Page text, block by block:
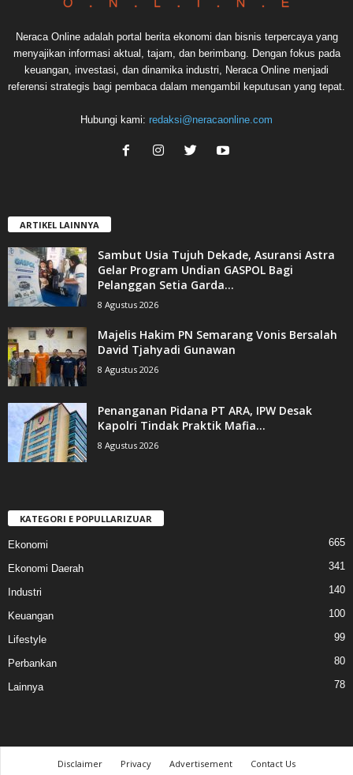
Neraca Online adalah portal berita ekonomi dan bisnis terpercaya yang
menyajikan informasi aktual, tajam, dan berimbang. Dengan fokus pada
keuangan, investasi, dan dinamika industri, Neraca Online menjadi
referensi strategis bagi pembaca dalam mengambil keputusan yang tepat.
Hubungi kami: redaksi@neracaonline.com
ARTIKEL LAINNYA
Sambut Usia Tujuh Dekade, Asuransi Astra
Gelar Program Undian GASPOL Bagi
Pelanggan Setia Garda...
8 Agustus 2026
Majelis Hakim PN Semarang Vonis Bersalah
David Tjahyadi Gunawan
8 Agustus 2026
Penanganan Pidana PT ARA, IPW Desak
Kapolri Tindak Praktik Mafia...
8 Agustus 2026
KATEGORI E POPULLARIZUAR
Ekonomi 665
Ekonomi Daerah 341
Industri 140
Keuangan 100
Lifestyle 99
Perbankan 80
Lainnya 78
Disclaimer Privacy Advertisement Contact Us